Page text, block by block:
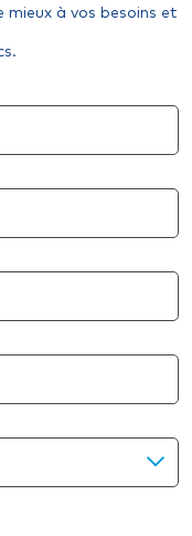
mieux à vos besoins et